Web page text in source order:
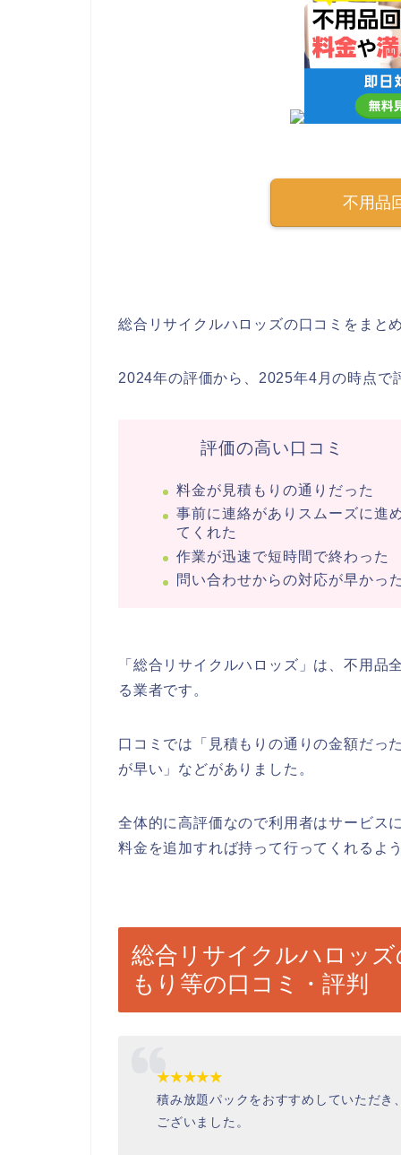
不用品
総合リサイクルハロッズの口コミをまと
2024年の評価から、2025年4月の時点
評価の高い口コミ
料金が見積もりの通りだった
事前に連絡がありスムーズに進
てくれた
作業が迅速で短時間で終わった
問い合わせからの対応が早かっ
「総合リサイクルハロッズ」は、不用
る業者です。
口コミでは「見積もりの通りの金額だっ
が早い」などがありました。
全体的に高評価なので利用者はサービス
料金を追加すれば持って行ってくれるよ
総合リサイクルハロッ
もり等の口コミ・評判
★★★★★
積み放題パックをおすすめしていただ
ございました。